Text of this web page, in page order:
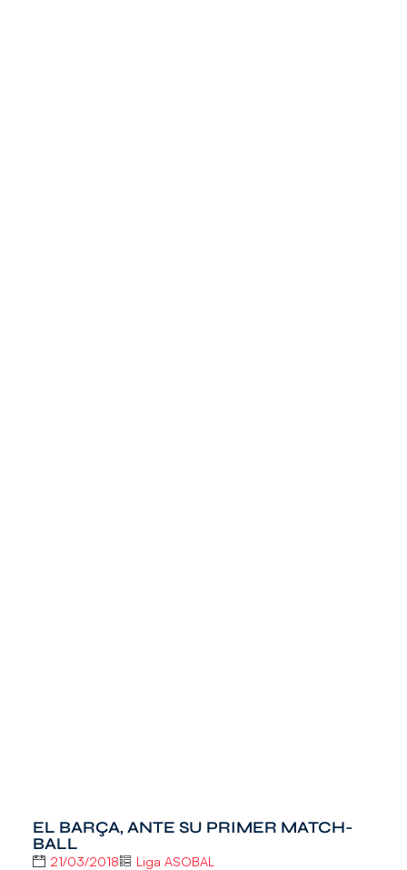
EL BARÇA, ANTE SU PRIMER MATCH-
BALL
21/03/2018 Liga ASOBAL